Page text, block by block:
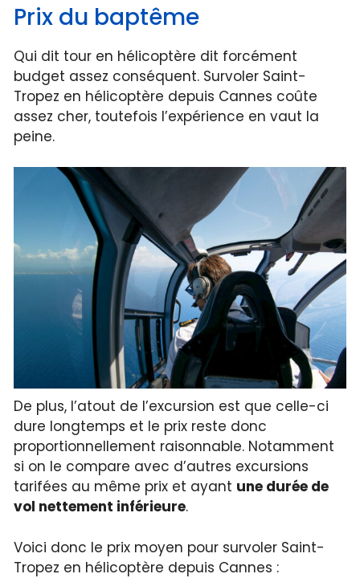
Prix du baptême
Qui dit tour en hélicoptère dit forcément
budget assez conséquent. Survoler Saint-
Tropez en hélicoptère depuis Cannes coûte
assez cher, toutefois l’expérience en vaut la
peine.
De plus, l’atout de l’excursion est que celle-ci
dure longtemps et le prix reste donc
proportionnellement raisonnable. Notamment
si on le compare avec d’autres excursions
tarifées au même prix et ayant une durée de
vol nettement inférieure.
Voici donc le prix moyen pour survoler Saint-
Tropez en hélicoptère depuis Cannes :